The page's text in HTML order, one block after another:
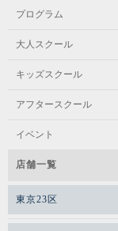
プログラム
大人スクール
キッズスクール
アフタースクール
イベント
店舗一覧
東京23区